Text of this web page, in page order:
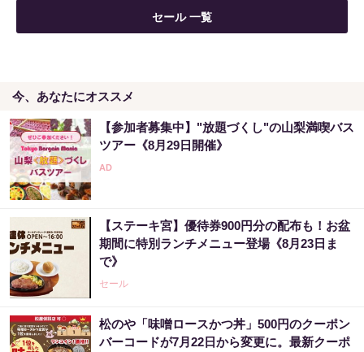
セール 一覧
今、あなたにオススメ
【参加者募集中】"放題づくし"の山梨満喫バス
ツアー《8月29日開催》
【ステーキ宮】優待券900円分の配布も！お盆
期間に特別ランチメニュー登場《8月23日ま
で》
セール
松のや「味噌ロースかつ丼」500円のクーポン
バーコードが7月22日から変更に。最新クーポ